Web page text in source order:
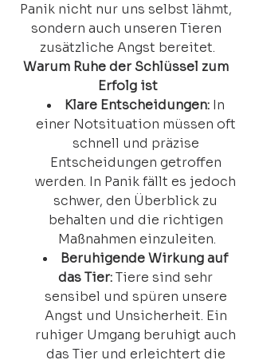
Panik nicht nur uns selbst lähmt,
sondern auch unseren Tieren
zusätzliche Angst bereitet.
Warum Ruhe der Schlüssel zum
Erfolg ist
Klare Entscheidungen: In
einer Notsituation müssen oft
schnell und präzise
Entscheidungen getroffen
werden. In Panik fällt es jedoch
schwer, den Überblick zu
behalten und die richtigen
Maßnahmen einzuleiten.
Beruhigende Wirkung auf
das Tier: Tiere sind sehr
sensibel und spüren unsere
Angst und Unsicherheit. Ein
ruhiger Umgang beruhigt auch
das Tier und erleichtert die